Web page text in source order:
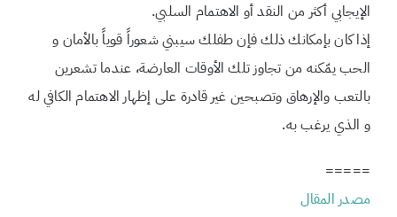
الإيجابي أكثر من النقد أو الاهتمام السلبي.
إذا كان بإمكانك ذلك فإن طفلك سيبني شعوراً قوياً بالأمان و
الحب يمّكنه من تجاوز تلك الأوقات العارضة، عندما تشعرين
بالتعب والإرهاق وتصبحين غير قادرة على إظهار الاهتمام الكافي له
و الذي يرغب به.
=====
مصدر المقال